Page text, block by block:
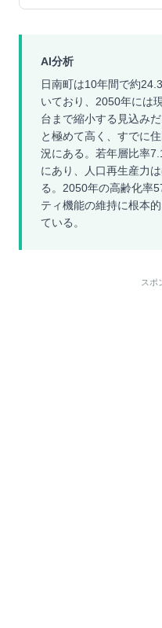
AI分析
日南町は10年間で約
いており、2050年には
台まで縮小する見込み
と極めて高く、すでに
況にある。若年層比率
にあり、人口再生産力
る。2050年の高齢化率
ティ機能の維持に根本
ている。
スポ